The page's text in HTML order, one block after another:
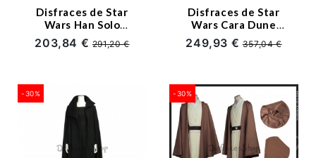
Disfraces de Star
Wars Han Solo
Cosplay -
Personalizado
203,84 €291,20 €
Disfraces de Star
Wars Cara Dune
Cosplay -
Personalizado
249,93 €357,04 €
-30% -30%